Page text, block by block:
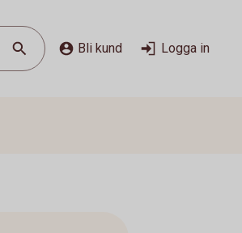
Bli kund Logga in